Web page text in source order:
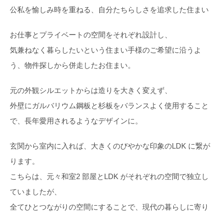
公私を愉しみ時を重ねる、自分たちらしさを追求した住まい
お仕事とプライベートの空間をそれぞれ設計し、
気兼ねなく暮らしたいという住まい手様のご希望に沿うよ
う、物件探しから併走したお住まい。
元の外観シルエットからは造りを大きく変えず、
外壁にガルバリウム鋼板と杉板をバランスよく使用すること
で、長年愛用されるようなデザインに。
玄関から室内に入れば、大きくのびやかな印象のLDK に繋が
ります。
こちらは、元々和室2 部屋とLDK がそれぞれの空間で独立し
ていましたが、
全てひとつながりの空間にすることで、現代の暮らしに寄り